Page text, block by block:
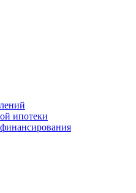
ипотеки